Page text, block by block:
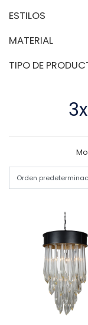
ESTILOS
MATERIAL
TIPO DE